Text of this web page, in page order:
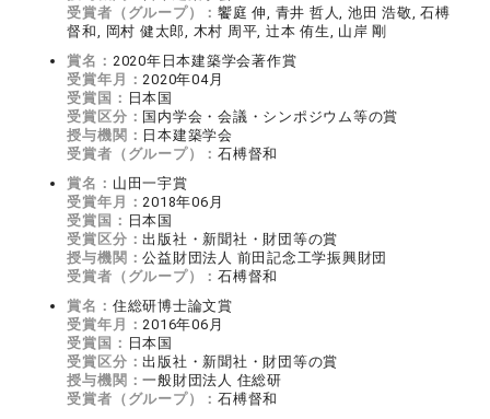
受賞者（グループ）：饗庭 伸, 青井 哲人, 池田 浩敬, 石榑
督和, 岡村 健太郎, 木村 周平, 辻本 侑生, 山岸 剛
賞名： 2020年日本建築学会著作賞
受賞年月：2020年04月
受賞国： 日本国
受賞区分： 国内学会・会議・シンポジウム等の賞
授与機関： 日本建築学会
受賞者（グループ）：石榑督和
賞名： 山田一宇賞
受賞年月：2018年06月
受賞国： 日本国
受賞区分：出版社・新聞社・財団等の賞
授与機関：公益財団法人 前田記念工学振興財団
受賞者（グループ）：石榑督和
賞名： 住総研博士論文賞
受賞年月：2016年06月
受賞国： 日本国
受賞区分：出版社・新聞社・財団等の賞
授与機関：一般財団法人 住総研
受賞者（グループ）：石榑督和